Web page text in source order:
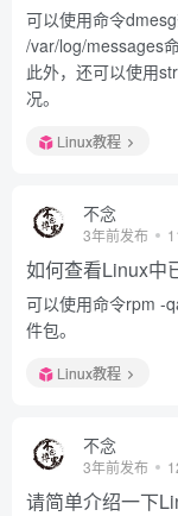
可以使用命令
/var/log/messages
此外，还可以使用
况。
Linux教程
不念
3年前发布
如何查看Linux中
可以使用命令rpm -
件包。
Linux教程
不念
3年前发布
请简单介绍一下